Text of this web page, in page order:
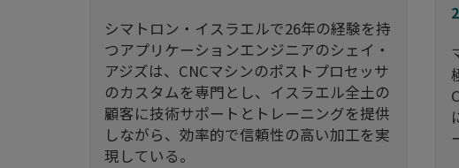
シマトロン・イスラエルで26年の経験を持
つアプリケーションエンジニアのシェイ・
アジズは、CNCマシンのポストプロセッサ
のカスタムを専門とし、イスラエル全土の
顧客に技術サポートとトレーニングを提供
しながら、効率的で信頼性の高い加工を実
現している。